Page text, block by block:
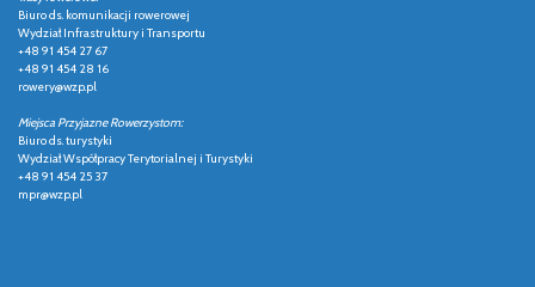
Biuro ds. komunikacji rowerowej
Wydział Infrastruktury i Transportu
+48 91 454 27 67
+48 91 454 28 16
rowery@wzp.pl
Miejsca Przyjazne Rowerzystom:
Biuro ds. turystyki
Wydział Współpracy Terytorialnej i Turystyki
+48 91 454 25 37
mpr@wzp.pl